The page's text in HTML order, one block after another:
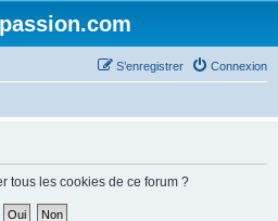
Connexion
S’enregistrer
tous les cookies de ce forum ?